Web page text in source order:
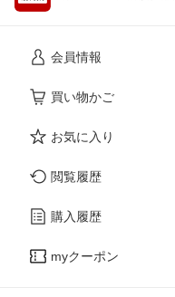
会員情報
買い物かご
お気に入り
閲覧履歴
購入履歴
myクーポン